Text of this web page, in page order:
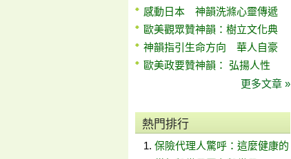
感動日本 神韻洗滌心靈傳遞
歐美觀眾贊神韻：樹立文化典
神韻指引生命方向 華人自豪
歐美政要贊神韻： 弘揚人性
更多文章 »
熱門排行
保險代理人驚呼：這麼健康的